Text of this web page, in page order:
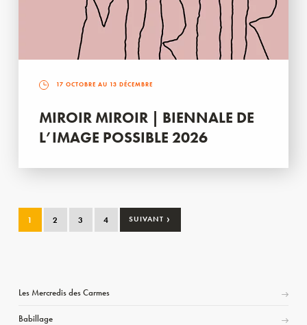
17 OCTOBRE AU 13 DÉCEMBRE
MIROIR MIROIR | BIENNALE DE
L’IMAGE POSSIBLE 2026
1 2 3 4 SUIVANT ›
Les Mercredis des Carmes
Babillage